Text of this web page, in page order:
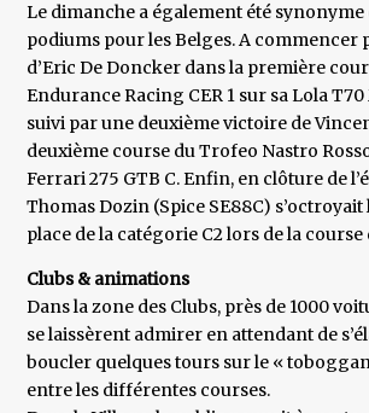
Le dimanche a également été
podiums pour les Belges. A commencer
d’Eric De Doncker dans la première
Endurance Racing CER 1 sur sa Lola T70
suivi par une deuxième victoire de
deuxième course du Trofeo Nastro
Ferrari 275 GTB C. Enfin, en clôture de
Thomas Dozin (Spice SE88C)
place de la catégorie C2 lors de la course
Clubs & animations
Dans la zone des Clubs, près de 1000
se laissèrent admirer en attendant de
boucler quelques tours sur le «
entre les différentes courses.